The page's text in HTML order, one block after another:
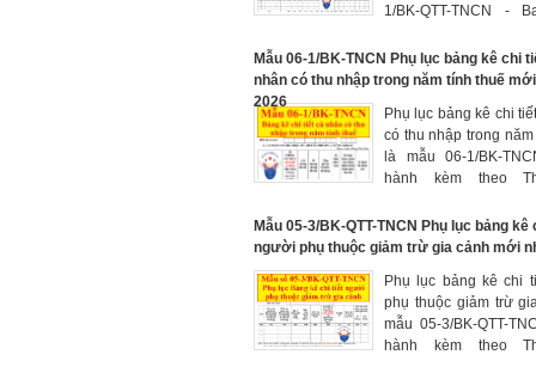
1/BK-QTT-TNCN -
BTC được bổ sung
Điều 1 Thông tư 94/
14/10/2025
Mẫu 06-1/BK-TNCN Phụ lục bảng kê chi
nhân có thu nhập trong năm tính thuế
2026
Phụ lục bảng kê chi
có thu nhập trong
là mẫu 06-1/BK-
hành kèm theo
bởi Khoản 3 Điều 1
94/2025/TT-BTC có
Mẫu 05-3/BK-QTT-TNCN Phụ lục bảng kê
người phụ thuộc giảm trừ gia cảnh mới
Phụ lục bảng kê chi
phụ thuộc giảm trừ
mẫu 05-3/BK-QTT-
hành kèm theo